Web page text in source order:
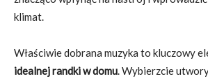
klimat.
Właściwie dobrana muzyka to kluczowy
idealnej randki w domu. Wybierzcie